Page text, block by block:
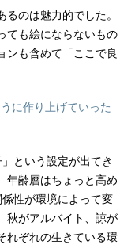
のは魅力的でした。
ても絵にならないもの
ンも含めて「ここで良
に作り上げていった
という設定が出てき
年齢層はちょっと高め
性が環境によって変
秋がアルバイト、諒が
れぞれの生きている環